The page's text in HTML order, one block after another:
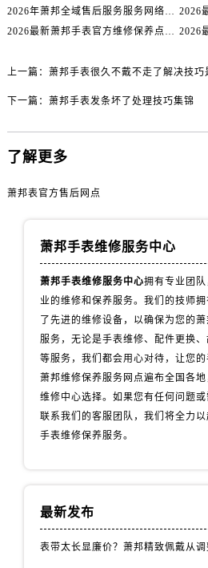
2026年萧邦全域售后服务服务网络迭代升级公告（最新电话及地址）
2026最新萧邦手表官方维修保养点地址考察报告
上一篇： 萧邦手表很久不戴不走了解决技巧
下一篇： 萧邦手表发条坏了处理技巧集锦
了解更多
萧邦表官方售后网点
萧邦手表维修服务中心
萧邦手表维修服务中心拥有专业团
业的维修和保养服务。我们的技师
了先进的维修设备，以确保为您的
服务，无论是手表维修、配件更换
等服务，我们都会用心对待，让您
萧邦维修保养服务网点遍布全国各
维修中心选择。如果您有任何问题
联系我们的客服团队，我们将全力
手表维修保养服务。
最新发布